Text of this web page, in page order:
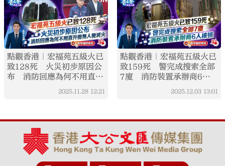
點觀香港｜宏福苑五級火已
致128死 火災初步原因公
布 消防回應為何不用直升
2025.11.28 12:21
點觀香港｜宏福苑五級火已
致159死 警完成搜索全部
7廈 消防裝置承辦商6人
2025.12.03 13:01